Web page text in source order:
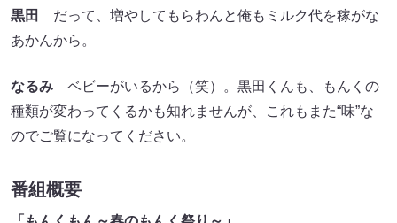
黒田
だって、増やしてもらわんと俺もミルク代を稼がな
あかんから。
なるみ ベビーがいるから（笑）。黒田くんも、もんくの
種類が変わってくるかも知れませんが、これもまた“味”な
のでご覧になってください。
番組概要